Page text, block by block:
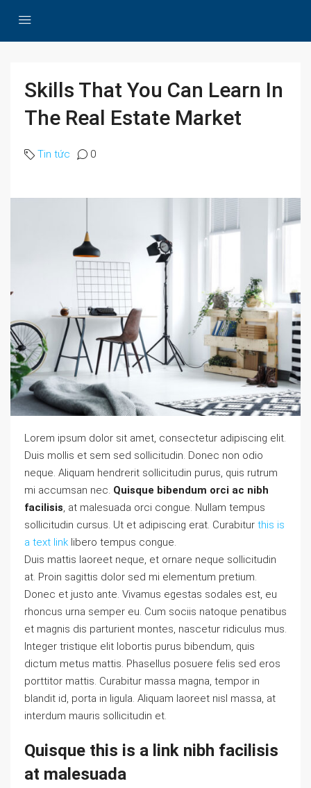
Skills That You Can Learn In
The Real Estate Market
Tin tức 0
Lorem ipsum dolor sit amet, consectetur adipiscing elit.
Duis mollis et sem sed sollicitudin. Donec non odio
neque. Aliquam hendrerit sollicitudin purus, quis rutrum
mi accumsan nec. Quisque bibendum orci ac nibh
facilisis , at malesuada orci congue. Nullam tempus
sollicitudin cursus. Ut et adipiscing erat. Curabitur this is
a text link libero tempus congue.
Duis mattis laoreet neque, et ornare neque sollicitudin
at. Proin sagittis dolor sed mi elementum pretium.
Donec et justo ante. Vivamus egestas sodales est, eu
rhoncus urna semper eu. Cum sociis natoque penatibus
et magnis dis parturient montes, nascetur ridiculus mus.
Integer tristique elit lobortis purus bibendum, quis
dictum metus mattis. Phasellus posuere felis sed eros
porttitor mattis. Curabitur massa magna, tempor in
blandit id, porta in ligula. Aliquam laoreet nisl massa, at
interdum mauris sollicitudin et.
Quisque this is a link nibh facilisis
at malesuada